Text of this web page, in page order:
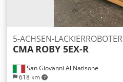
San Giovanni Al Natisone
618 km
5-ACHSEN-LACKIERROBOTER
CMA ROBY 5EX-R